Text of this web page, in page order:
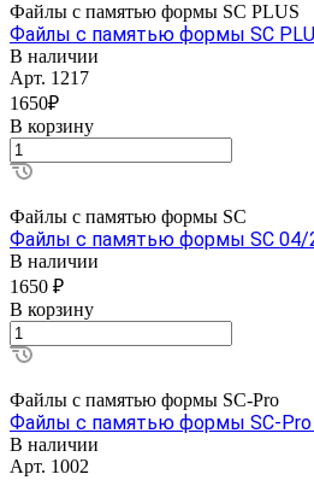
Файлы с памятью формы SC PLUS
Файлы с памятью формы SC
В наличии
Арт. 1217
1650₽
В корзину
Файлы с памятью формы SC
Файлы с памятью формы SC 04/
В наличии
1650 ₽
В корзину
Файлы с памятью формы SC-Pro
Файлы с памятью формы SC-Pro
В наличии
Арт. 1002